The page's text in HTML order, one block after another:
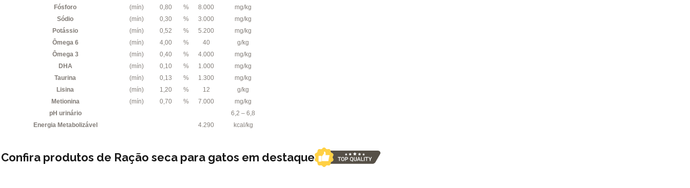
Fósforo
(mín) 0,80 % 8.000
mg/kg
Sódio
(mín) 0,30 % 3.000
mg/kg
Potássio
(mín) 0,52 % 5.200
mg/kg
Ômega 6
(mín) 4,00 % 40
g/kg
Ômega 3
(mín) 0,40 % 4.000
mg/kg
DHA
(mín) 0,10 % 1.000
mg/kg
Taurina
(mín) 0,13 % 1.300
mg/kg
Lisina
(mín) 1,20 % 12
g/kg
Metionina
(mín) 0,70 % 7.000
mg/kg
pH urinário
6,2 – 6,8
Energia Metabolizável
4.290 kcal/kg
Confira produtos de Ração seca para gatos em destaque